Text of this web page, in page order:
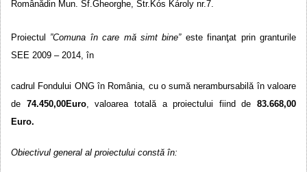
Românădin Mun. Sf.Gheorghe , Str.Kós Károly nr.7.
Proiectul ”Comuna în care mă simt bine”este finanţat pringranturile
SEE 2009 – 2014, în
cadrul Fondului ONG în România, cu o sumă nerambursabilă în valoare
de 74.450,00Euro, valoarea totală a proiectului fiind de 83.668,00
Euro.
Obiectivul general al proiectului constă în: